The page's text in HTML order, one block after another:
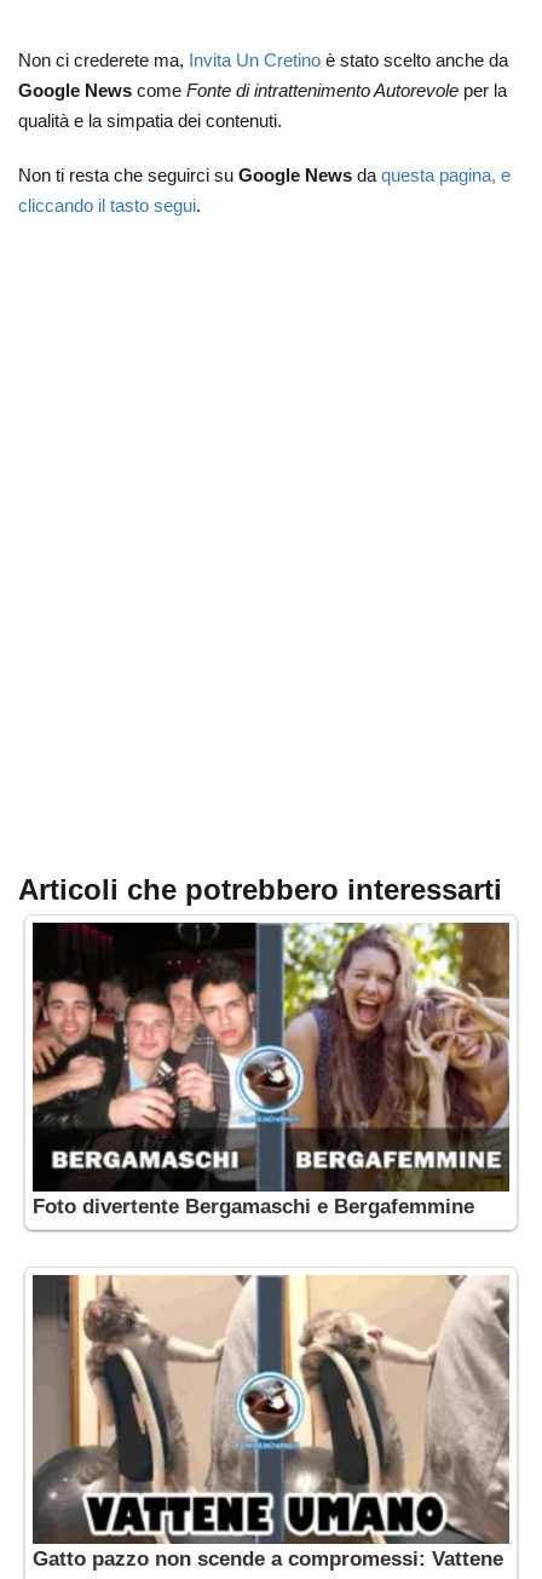
Non ci crederete ma, Invita Un Cretino è stato scelto anche da
Google News come Fonte di intrattenimento Autorevole per la
qualità e la simpatia dei contenuti.
Non ti resta che seguirci su Google News da questa pagina, e
cliccando il tasto segui.
Articoli che potrebbero interessarti
Foto divertente Bergamaschi e Bergafemmine
Gatto pazzo non scende a compromessi: Vattene